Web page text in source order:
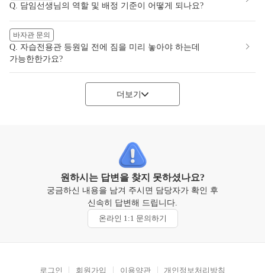
Q. 담임선생님의 역할 및 배정 기준이 어떻게 되나요?
바자관 문의
Q. 자습전용관 등원일 전에 짐을 미리 놓아야 하는데
가능한한가요?
더보기
원하시는 답변을 찾지 못하셨나요?
궁금하신 내용을 남겨 주시면 담당자가 확인 후
신속히 답변해 드립니다.
온라인 1:1 문의하기
로그인 회원가입 이용약관 개인정보처리방침